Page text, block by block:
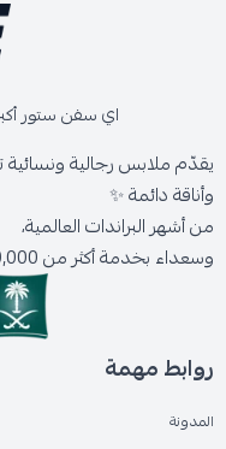
اي سفن ستور
يقدّم ملابس رجالية
وأناقة دائمة ✨
من أشهر البراندات العالمية،
وسعداء بخدمة أكثر من 300,000 عميل حول المملكة.
روابط مهمة
المدونة